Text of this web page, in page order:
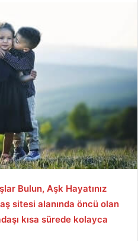
Bulun, Aşk Hayatınız
sitesi alanında öncü olan
kısa sürede kolayca